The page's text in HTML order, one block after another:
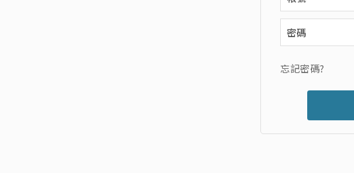
忘記密碼?